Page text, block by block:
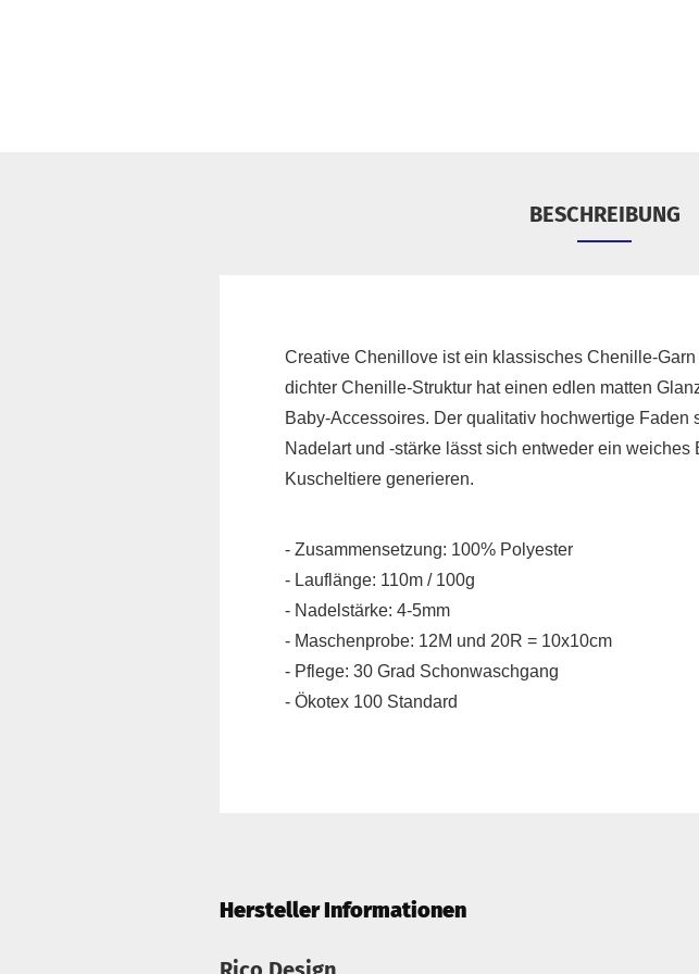
SnapPap & Co.
BESCHREIBUNG
Creative Chenillove ist ein klassisches Chenille-
dichter Chenille-Struktur hat einen edlen matten
Baby-Accessoires. Der qualitativ hochwertige
Nadelart und -stärke lässt sich entweder ein
Kuscheltiere generieren.
- Zusammensetzung: 100% Polyester
- Lauflänge: 110m / 100g
- Nadelstärke: 4-5mm
- Maschenprobe: 12M und 20R = 10x10cm
- Pflege: 30 Grad Schonwaschgang
- Ökotex 100 Standard
Hersteller Informationen